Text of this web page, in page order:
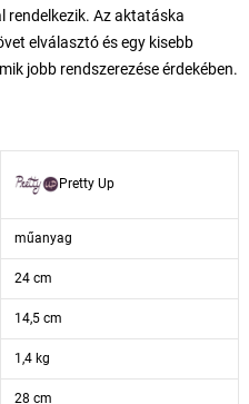
rendelkezik. Az aktatáska
elválasztó és egy kisebb
jobb rendszerezése érdekében.
Pretty Up
műanyag
24 cm
14,5 cm
1,4 kg
28 cm